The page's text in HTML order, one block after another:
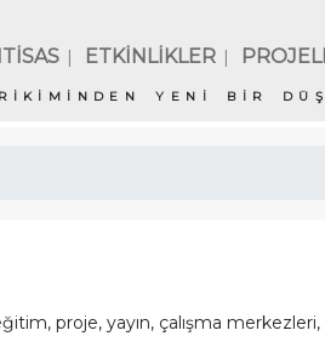
| ETKİNLİKLER |
YENİ BİR
proje, yayın, çalışma